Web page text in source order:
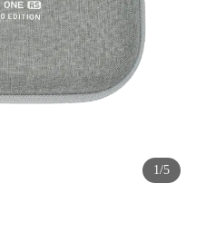
1/5